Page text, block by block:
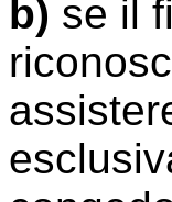
b) se il